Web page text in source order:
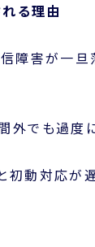
る理由
信障害が一
外でも過度
初動対応が